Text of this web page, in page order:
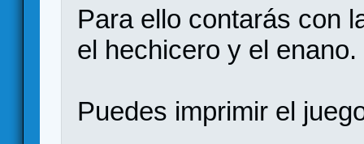
Para ello contarás con
el hechicero y el enano.
Puedes imprimir el